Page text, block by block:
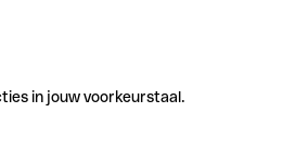
in jouw voorkeurstaal.